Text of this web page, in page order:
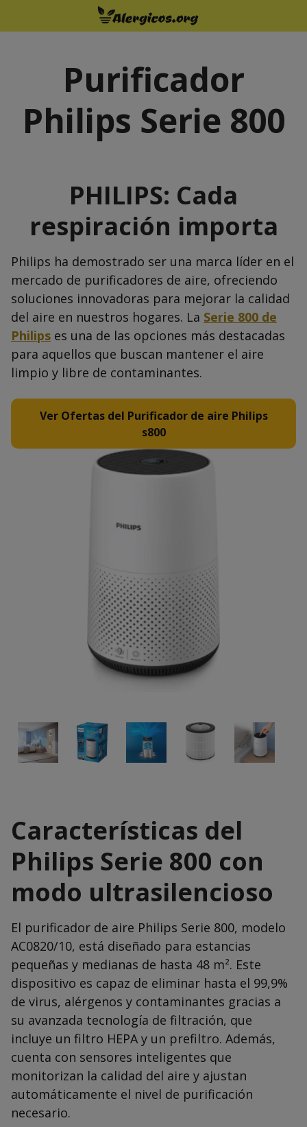
Purificador
Philips Serie 800
PHILIPS: Cada
respiración importa
Philips ha demostrado ser una marca líder en el
mercado de purificadores de aire, ofreciendo
soluciones innovadoras para mejorar la calidad
del aire en nuestros hogares. La Serie 800 de
Philips es una de las opciones más destacadas
para aquellos que buscan mantener el aire
limpio y libre de contaminantes.
Ver Ofertas del Purificador de aire Philips
s800
Características del
Philips Serie 800 con
modo ultrasilencioso
El purificador de aire Philips Serie 800, modelo
AC0820/10, está diseñado para estancias
pequeñas y medianas de hasta 48 m². Este
dispositivo es capaz de eliminar hasta el 99,9%
de virus, alérgenos y contaminantes gracias a
su avanzada tecnología de filtración, que
incluye un filtro HEPA y un prefiltro. Además,
cuenta con sensores inteligentes que
monitorizan la calidad del aire y ajustan
automáticamente el nivel de purificación
necesario.